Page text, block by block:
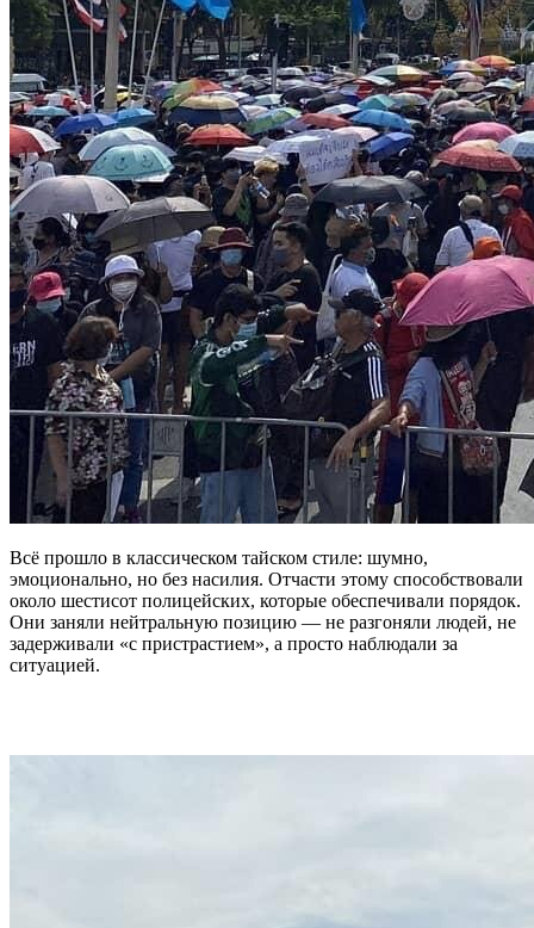
Всё прошло в классическом тайском стиле: шумно,
эмоционально, но без насилия. Отчасти этому способствовали
около шестисот полицейских, которые обеспечивали порядок.
Они заняли нейтральную позицию — не разгоняли людей, не
задерживали «с пристрастием», а просто наблюдали за
ситуацией.